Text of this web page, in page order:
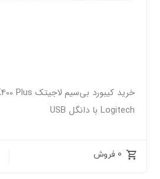
Logitech با دانگل USB
0 فروش